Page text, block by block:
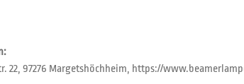
22, 97276 Margetshöchheim, https://